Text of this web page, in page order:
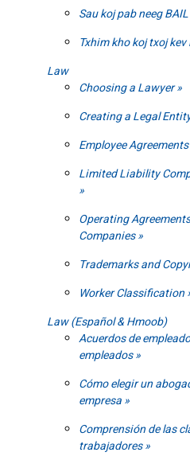
Sau koj pab neeg BAIL
Txhim kho koj txoj
Law
Choosing a Lawyer
Creating a Legal
Employee
Limited Liability
Operating
Companies
Trademarks and
Worker Classification
Law (Español & Hmoob)
Acuerdos de
empleados
Cómo elegir un
empresa
Comprensión de las
trabajadores